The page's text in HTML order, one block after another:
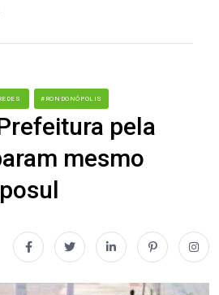
#RONDONÓPOLIS
pela
mesmo